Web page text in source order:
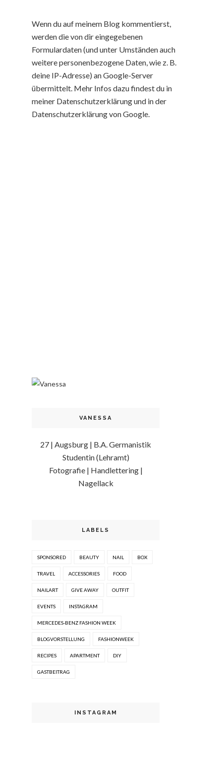
Wenn du auf meinem Blog kommentierst,
werden die von dir eingegebenen
Formulardaten (und unter Umständen auch
weitere personenbezogene Daten, wie z. B.
deine IP-Adresse) an Google-Server
übermittelt. Mehr Infos dazu findest du in
meiner Datenschutzerklärung und in der
Datenschutzerklärung von Google.
VANESSA
27 | Augsburg | B.A. Germanistik
Studentin (Lehramt)
Fotografie | Handlettering |
Nagellack
LABELS
SPONSORED BEAUTY NAIL BOX
TRAVEL ACCESSORIES FOOD
NAILART GIVE AWAY OUTFIT
EVENTS INSTAGRAM
MERCEDES-BENZ FASHION WEEK
BLOGVORSTELLUNG FASHIONWEEK
RECIPES APARTMENT DIY
GASTBEITRAG
INSTAGRAM